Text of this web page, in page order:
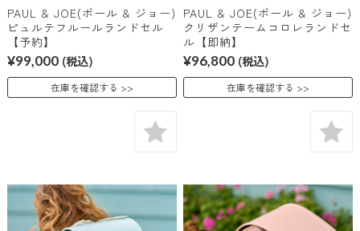
PAUL & JOE(ポール & ジョー)
ピュルテフルールランドセル
【予約】
¥99,000 (税込)
在庫を確認する
PAUL & JOE(ポール & ジョー)
クリザンテームコロレランドセ
ル【即納】
¥96,800 (税込)
在庫を確認する